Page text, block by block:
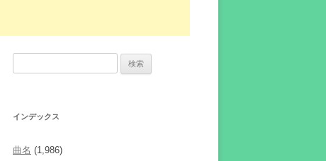
インデックス
曲名 (1,986)